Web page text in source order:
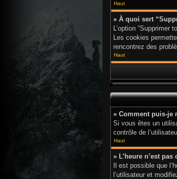
Haut
» À quoi sert
L’option
Les cookies
rencontrez des
Haut
» Comment puis-je
Si vous êtes un
contrôle de
Haut
» L’heure n’est pas
Il est possible que
l’utilisateur et